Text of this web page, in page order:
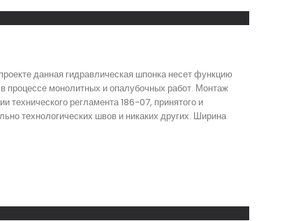
данная гидравлическая шпонка несет функцию
процессе монолитных и опалубочных работ. Монтаж
технического регламента 186-07, принятого и
технологических швов и никаких других. Ширина